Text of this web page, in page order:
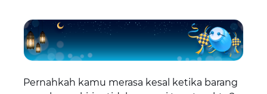
Pernahkah kamu merasa kesal ketika barang